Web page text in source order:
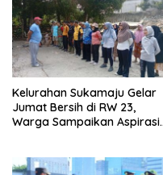
Kelurahan Sukamaju Gelar
Jumat Bersih di RW 23,
Warga Sampaikan Aspirasi